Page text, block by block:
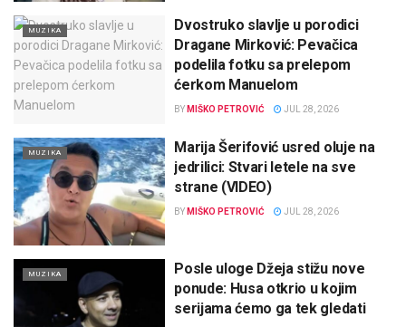
MUZIKA
Dvostruko slavlje u porodici
Dragane Mirković: Pevačica
podelila fotku sa prelepom
ćerkom Manuelom
BY MIŠKO PETROVIĆ JUL 28, 2026
MUZIKA
Marija Šerifović usred oluje na
jedrilici: Stvari letele na sve
strane (VIDEO)
BY MIŠKO PETROVIĆ JUL 28, 2026
MUZIKA
Posle uloge Džeja stižu nove
ponude: Husa otkrio u kojim
serijama ćemo ga tek gledati